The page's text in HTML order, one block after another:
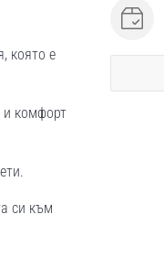
която е
и комфорт
си към